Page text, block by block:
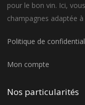
pour le bon vin. Ici,
champagnes adaptée
Politique de
Mon compte
Nos particularités